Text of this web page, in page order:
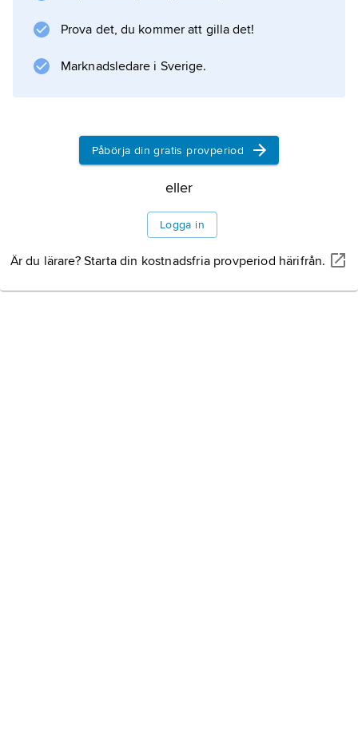
skyltfönstret till sin butik i New York.
Prova det, du kommer att gilla det!
Marknadsledare i Sverige.
Påbörja din gratis provperiod
eller
Logga in
Är du lärare? Starta din kostnadsfria provperiod härifrån.